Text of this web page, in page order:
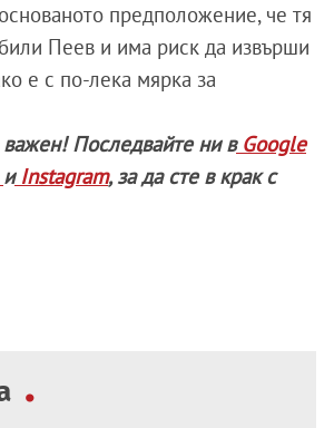
предположение, че тя
Пеев и има риск да извърши
е с по-лека мярка за
Последвайте ни вGoogle
иInstagram, за да сте в крак с